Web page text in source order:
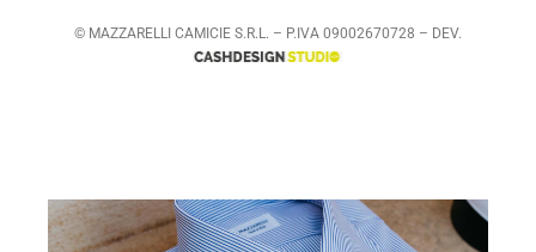
© MAZZARELLI CAMICIE S.R.L. – P.IVA 09002670728 – DEV.